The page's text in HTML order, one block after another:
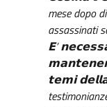
mese dopo
assassinati
𝗘’
𝘁𝗲𝗺𝗶 𝗱𝗲𝗹𝗹𝗮